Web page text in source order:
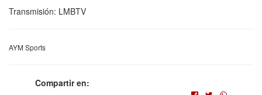
Transmisión: LMBTV
AYM Sports
Compartir en: